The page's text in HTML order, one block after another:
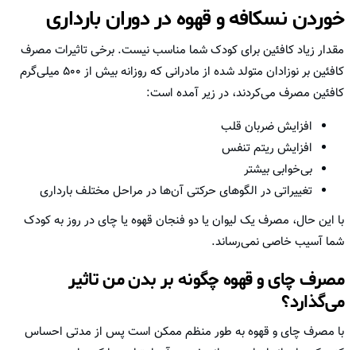
خوردن نسکافه و قهوه در دوران بارداری
مقدار زیاد کافئین برای کودک شما مناسب نیست. برخی تاثیرات مصرف
کافئین بر نوزادان متولد شده از مادرانی که روزانه بیش از ۵۰۰ میلی‌گرم
کافئین مصرف می‌کردند، در زیر آمده است:
افزایش ضربان قلب
افزایش ریتم تنفس
بی‌خوابی بیشتر
تغییراتی در الگوهای حرکتی آن‌ها در مراحل مختلف بارداری
با این حال، مصرف یک لیوان یا دو فنجان قهوه یا چای در روز به کودک
شما آسیب خاصی نمی‌رساند.
مصرف چای و قهوه چگونه بر بدن من تاثیر
می‌گذارد؟
با مصرف چای و قهوه به طور منظم ممکن است پس از مدتی احساس